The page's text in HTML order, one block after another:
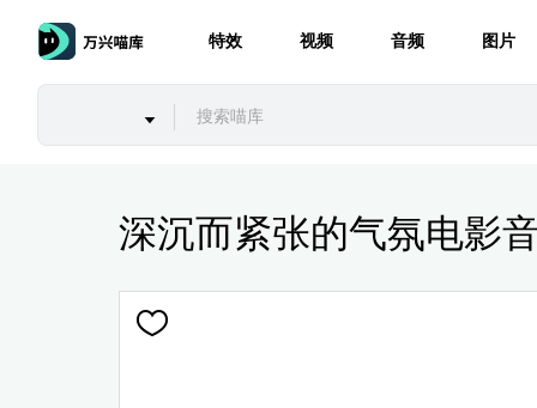
特效 视频 音频 图片
深沉而紧张的气氛电影